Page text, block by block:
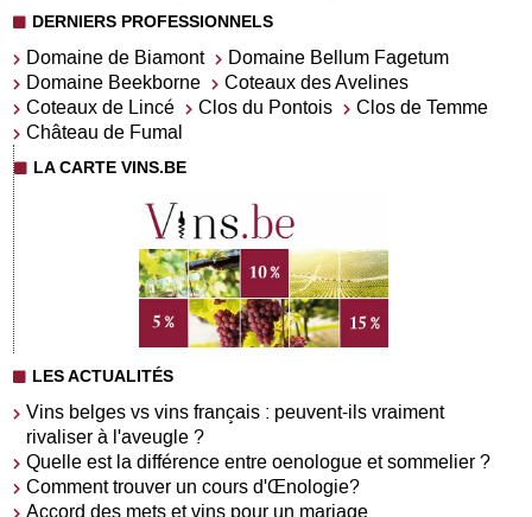
DERNIERS PROFESSIONNELS
Domaine de Biamont
Domaine Bellum Fagetum
Domaine Beekborne
Coteaux des Avelines
Coteaux de Lincé
Clos du Pontois
Clos de Temme
Château de Fumal
LA CARTE VINS.BE
LES ACTUALITÉS
Vins belges vs vins français : peuvent-ils vraiment
rivaliser à l'aveugle ?
Quelle est la différence entre oenologue et sommelier ?
Comment trouver un cours d'Œnologie?
Accord des mets et vins pour un mariage